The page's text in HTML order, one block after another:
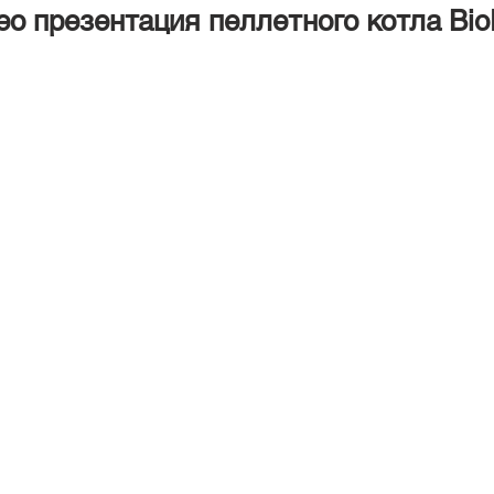
презентация пеллетного котла